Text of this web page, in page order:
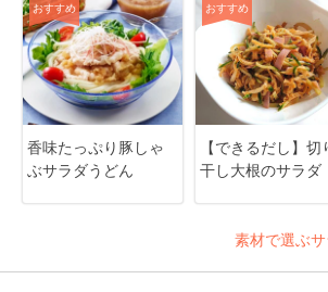
おすすめ
香味たっぷり豚しゃ
ぶサラダうどん
おすすめ
【できるだし】切
干し大根のサラダ
素材で選ぶ